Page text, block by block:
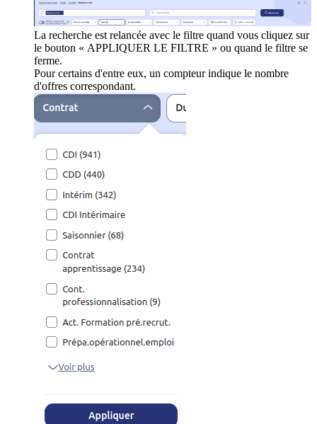
La recherche est relancée avec le filtre quand vous cliquez sur
le bouton « APPLIQUER LE FILTRE » ou quand le filtre se
ferme.
Pour certains d'entre eux, un compteur indique le nombre
d'offres correspondant.